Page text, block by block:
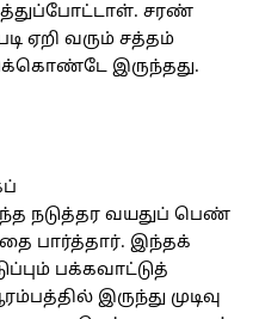
சரண்
ஏறி வரும் சத்தம்
இருந்தது.
நடுத்தர வயதுப் பெண்
பார்த்தார். இந்தக்
பக்கவாட்டுத்
இருந்து முடிவு